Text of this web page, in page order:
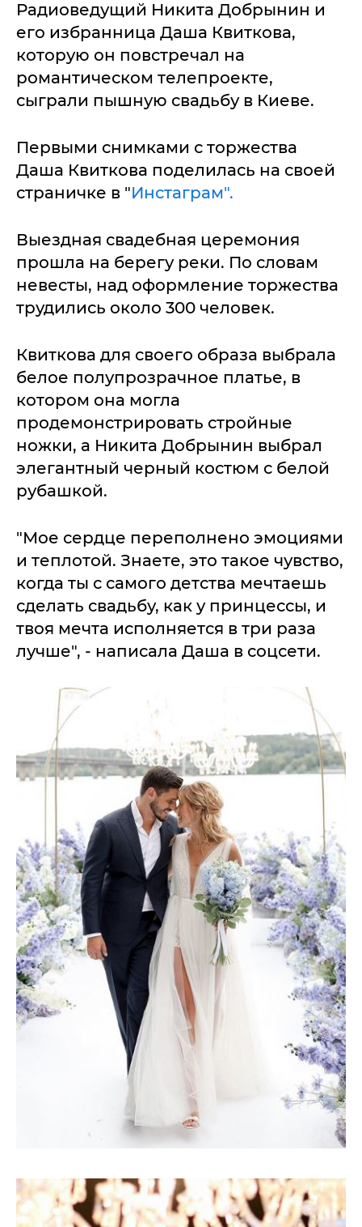
Радиоведущий Никита Добрынин и
его избранница Даша Квиткова,
которую он повстречал на
романтическом телепроекте,
сыграли пышную свадьбу в Киеве.
Первыми снимками с торжества
Даша Квиткова поделилась на своей
страничке в "Инстаграм".
Выездная свадебная церемония
прошла на берегу реки. По словам
невесты, над оформление торжества
трудились около 300 человек.
Квиткова для своего образа выбрала
белое полупрозрачное платье, в
котором она могла
продемонстрировать стройные
ножки, а Никита Добрынин выбрал
элегантный черный костюм с белой
рубашкой.
"Мое сердце переполнено эмоциями
и теплотой. Знаете, это такое чувство,
когда ты с самого детства мечтаешь
сделать свадьбу, как у принцессы, и
твоя мечта исполняется в три раза
лучше", - написала Даша в соцсети.